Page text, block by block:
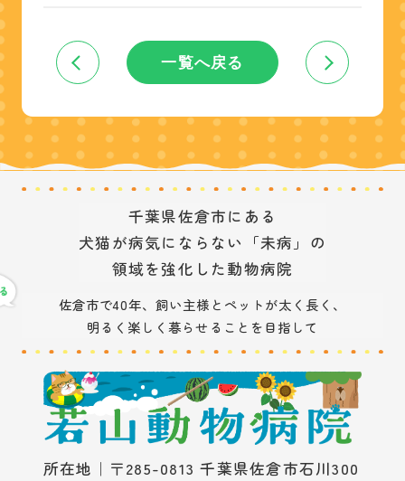
一覧へ戻る
千葉県佐倉市にある
犬猫が病気にならない「未病」の
領域を強化した動物病院
佐倉市で40年、飼い主様とペットが太く長く、
明るく楽しく暮らせることを目指して
所在地｜〒285-0813 千葉県佐倉市石川300